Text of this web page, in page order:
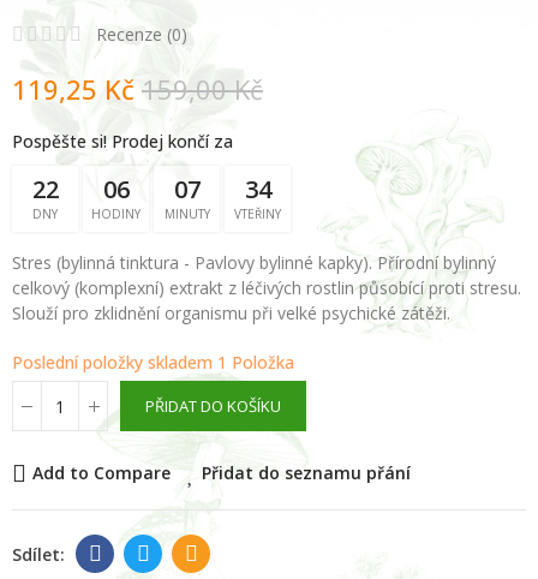
Recenze (0)
119,25 Kč 159,00 Kč
Pospěšte si! Prodej končí za
22
DNY
06
HODINY
07
MINUTY
34
VTEŘINY
Stres (bylinná tinktura - Pavlovy bylinné kapky). Přírodní bylinný
celkový (komplexní) extrakt z léčivých rostlin působící proti stresu.
Slouží pro zklidnění organismu při velké psychické zátěži.
Poslední položky skladem 1 Položka
PŘIDAT DO KOŠÍKU
Add to Compare Přidat do seznamu přání